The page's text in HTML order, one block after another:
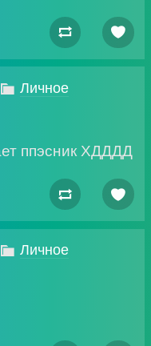
 
 Личное
ппэсник ХДДДД
 
 Личное